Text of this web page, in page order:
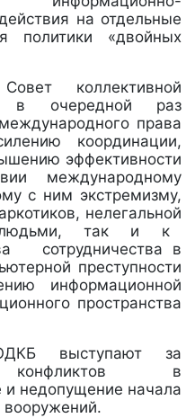
на отдельные
политики «двойных
коллективной
в очередной раз
права
координации,
эффективности
международному
с ним экстремизму,
нелегальной
людьми, так и к
сотрудничества в
преступности
информационной
пространства
выступают за
конфликтов в
недопущение начала